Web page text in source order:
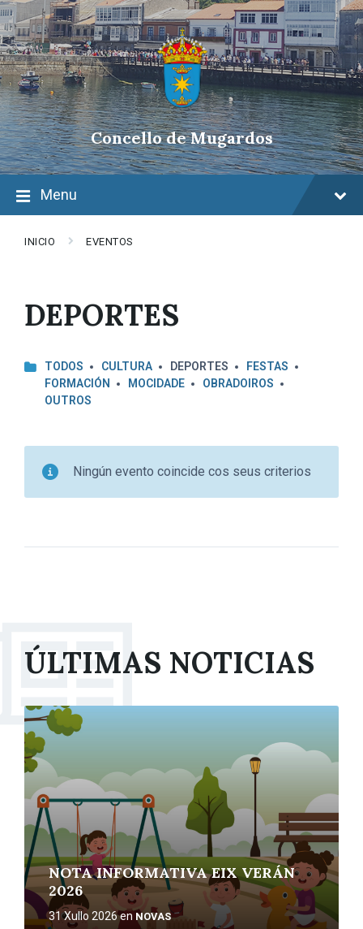
Skip
to
content
Skip
to
main
navigation
Skip
to
footer
Concello de Mugardos
Menu
INICIO EVENTOS
DEPORTES
TODOS CULTURA DEPORTES
FESTAS
FORMACIÓN
MOCIDADE
OBRADOIROS
OUTROS
Ningún evento coincide cos seus criterios
ÚLTIMAS NOTICIAS
NOTA INFORMATIVA EIX VERÁN
2026
31 Xullo 2026en NOVAS
More